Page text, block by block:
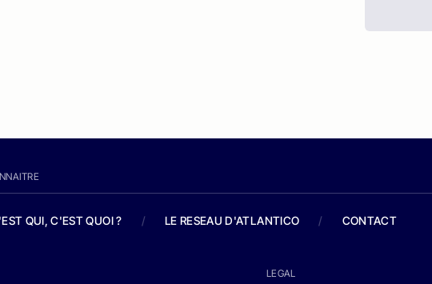
QUI, C'EST QUOI ? / LE RESEAU D'ATLANTICO / CONTACT
LEGAL